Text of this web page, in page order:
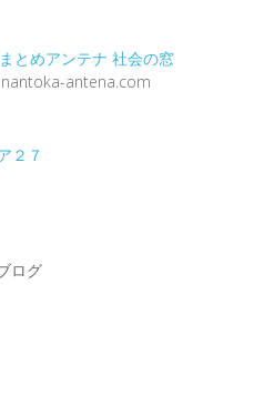
とめアンテナ 社会の窓
antena.com
ログ